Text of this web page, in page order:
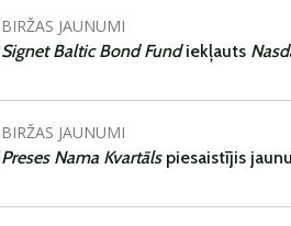
BIRŽAS JAUNUMI
Signet Baltic Bond Fundiekļauts
BIRŽAS JAUNUMI
Preses Nama Kvartāls piesaistījis